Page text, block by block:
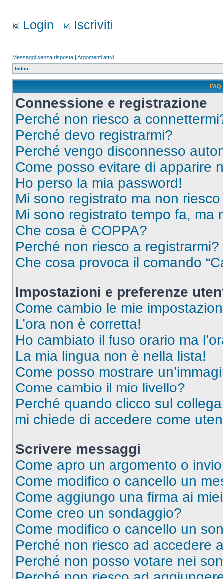
Login Iscriviti
Messaggi senza risposta | Argomenti attivi
Indice
FAQ
Connessione e registrazione
Perché non riesco a
Perché devo registrarmi?
Perché vengo disconnesso
Come posso evitare di apparire
Ho perso la mia password!
Mi sono registrato ma non
Mi sono registrato tempo fa, ma
Che cosa è COPPA?
Perché non riesco a registrarmi?
Che cosa provoca il comando
Impostazioni e preferenze
Come cambio le mie
L’ora non è corretta!
Ho cambiato il fuso orario ma
La mia lingua non è nella lista!
Come posso mostrare
Come cambio il mio livello?
Perché quando clicco sul
mi chiede di accedere come
Scrivere messaggi
Come apro un argomento o
Come modifico o cancello un
Come aggiungo una firma ai
Come creo un sondaggio?
Come modifico o cancello un
Perché non riesco ad accedere
Perché non posso votare nei